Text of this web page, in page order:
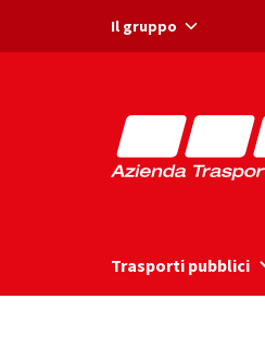
Il gruppo
Trasporti pubblici